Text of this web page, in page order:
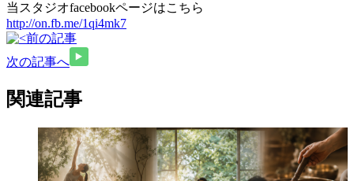
当スタジオfacebookページはこちら
http://on.fb.me/1qi4mk7
前の記事
次の記事へ
関連記事